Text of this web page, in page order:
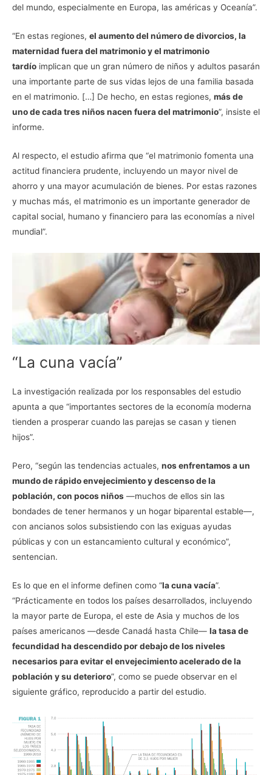
del mundo, especialmente en Europa, las américas y Oceanía”.
“En estas regiones, el aumento del número de divorcios, la
maternidad fuera del matrimonio y el matrimonio
tardío implican que un gran número de niños y adultos pasarán
una importante parte de sus vidas lejos de una familia basada
en el matrimonio. […] De hecho, en estas regiones, más de
uno de cada tres niños nacen fuera del matrimonio”, insiste el
informe.
Al respecto, el estudio afirma que “el matrimonio fomenta una
actitud financiera prudente, incluyendo un mayor nivel de
ahorro y una mayor acumulación de bienes. Por estas razones
y muchas más, el matrimonio es un importante generador de
capital social, humano y financiero para las economías a nivel
mundial”.
“La cuna vacía”
La investigación realizada por los responsables del estudio
apunta a que “importantes sectores de la economía moderna
tienden a prosperar cuando las parejas se casan y tienen
hijos”.
Pero, “según las tendencias actuales, nos enfrentamos a un
mundo de rápido envejecimiento y descenso de la
población, con pocos niños —muchos de ellos sin las
bondades de tener hermanos y un hogar biparental estable—,
con ancianos solos subsistiendo con las exiguas ayudas
públicas y con un estancamiento cultural y económico”,
sentencian.
Es lo que en el informe definen como “la cuna vacía”.
“Prácticamente en todos los países desarrollados, incluyendo
la mayor parte de Europa, el este de Asia y muchos de los
países americanos —desde Canadá hasta Chile— la tasa de
fecundidad ha descendido por debajo de los niveles
necesarios para evitar el envejecimiento acelerado de la
población y su deterioro”, como se puede observar en el
siguiente gráfico, reproducido a partir del estudio.